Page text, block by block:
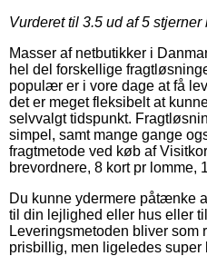
Vurderet til 3.5 ud af 5 stjerner
Masser af netbutikker i
hel del forskellige
populær er i vore dage at få
det er meget fleksibelt at
selvvalgt tidspunkt.
simpel, samt mange gange
fragtmetode ved køb af
brevordnere, 8 kort pr lomme,
Du kunne ydermere påtænke
til din lejlighed eller hus eller
Leveringsmetoden bliver som
prisbillig, men ligeledes